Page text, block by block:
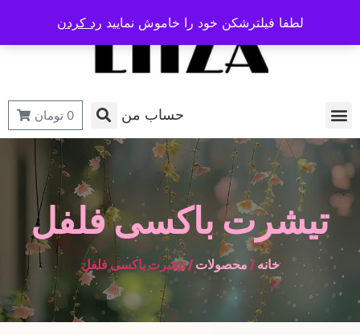
حساب من 0 تومان
تیشرت باکسی فلفل
خانه/محصولات/ تیشرت باکسی فلفل
لطفا فیلترشکن خود را خاموش نمایید رد کردن